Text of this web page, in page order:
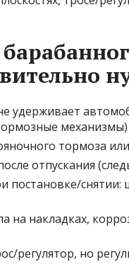
удерживает
механизмы)
тормоза
отпускания
постановке/снятии:
на накладках,
регулятор, но